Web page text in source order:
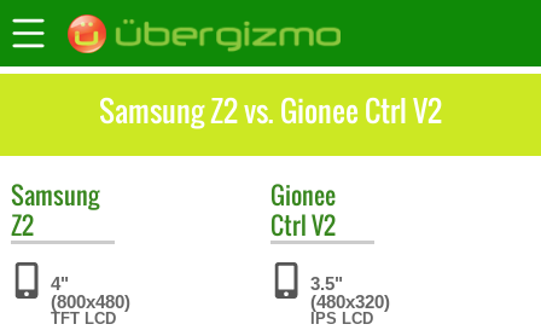
Samsung Z2 vs. Gionee Ctrl V2
Samsung
Z2
4"
(800x480)
TFT LCD
Gionee
Ctrl V2
3.5"
(480x320)
IPS LCD